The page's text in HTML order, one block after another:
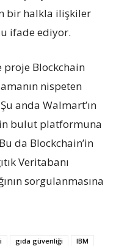
bir halkla ilişkiler
ifade ediyor.
Blockchain
nispeten
anda Walmart’ın
bulut platformuna
da Blockchain’in
Veritabanı
sorgulanmasına
gıda güvenliği
IBM